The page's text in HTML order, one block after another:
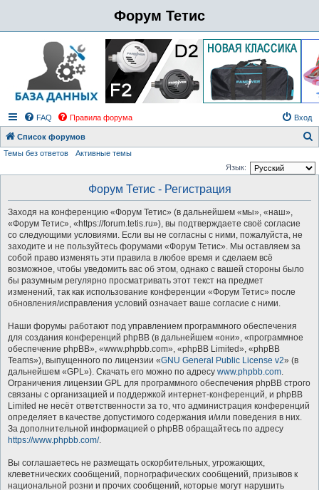
Форум Тетис
FAQ Правила форума Вход
Список форумов
Темы без ответов
Активные темы
Язык:
Форум Тетис - Регистрация
Заходя на конференцию «Форум Тетис» (в дальнейшем «мы», «наш»,
«Форум Тетис», «https://forum.tetis.ru»), вы подтверждаете своё согласие
со следующими условиями. Если вы не согласны с ними, пожалуйста, не
заходите и не пользуйтесь форумами «Форум Тетис». Мы оставляем за
собой право изменять эти правила в любое время и сделаем всё
возможное, чтобы уведомить вас об этом, однако с вашей стороны было
бы разумным регулярно просматривать этот текст на предмет
изменений, так как использование конференции «Форум Тетис» после
обновления/исправления условий означает ваше согласие с ними.
Наши форумы работают под управлением программного обеспечения
для создания конференций phpBB (в дальнейшем «они», «программное
обеспечение phpBB», «www.phpbb.com», «phpBB Limited», «phpBB
Teams»), выпущенного по лицензии «GNU General Public License v2» (в
дальнейшем «GPL»). Скачать его можно по адресу www.phpbb.com.
Ограничения лицензии GPL для программного обеспечения phpBB строго
связаны с организацией и поддержкой интернет-конференций, и phpBB
Limited не несёт ответственности за то, что администрация конференций
определяет в качестве допустимого содержания и/или поведения в них.
За дополнительной информацией о phpBB обращайтесь по адресу
https://www.phpbb.com/.
Вы соглашаетесь не размещать оскорбительных, угрожающих,
клеветнических сообщений, порнографических сообщений, призывов к
национальной розни и прочих сообщений, которые могут нарушить